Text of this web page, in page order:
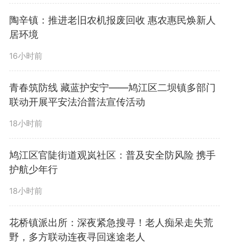
做好生产生活服务保障。
宁波随机抽查沿街店铺，仔细检查
消防设施、电气线路、燃气安全等
情况。他指出，要围绕人员密集场
所、养老机构以及“九小”场所等重
点区域开展拉网式排查，清单化闭
环式整治违规住人、通道堵塞、线
路老化等突出问题，切实把风险隐
患消除在萌芽状态。要强化宣传教
陶辛镇：推进老旧农机报废回收 惠农惠民焕新人
居环境
16小时前
青春筑防线 藏蓝护安宁——鸠江区二坝镇多部门
联动开展平安法治普法宣传活动
18小时前
鸠江区官陡街道观岚社区：普及安全防风险 携手
护航少年行
18小时前
花桥镇派出所：深夜紧急搜寻！老人痴呆走失荒
野，多方联动连夜寻回迷途老人